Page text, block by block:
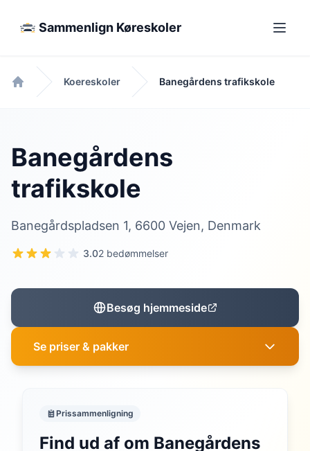
Sammenlign Køreskoler
Forside
Koereskoler Banegårdens trafikskole
Banegårdens
trafikskole
Banegårdspladsen 1, 6600 Vejen, Denmark
3.02 bedømmelser
Besøg hjemmeside
Se priser & pakker
Prissammenligning
Find ud af om Banegårdens